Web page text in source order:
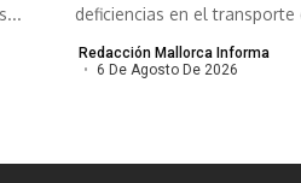
deficiencias en el transporte
Redacción Mallorca Informa
6 De Agosto De 2026